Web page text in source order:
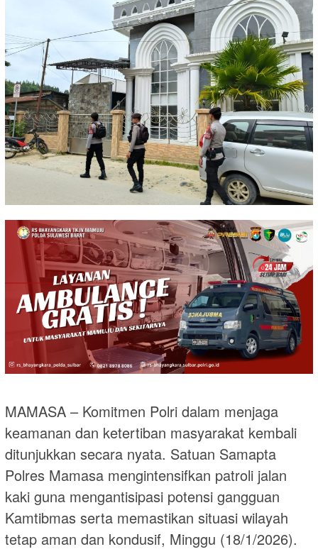
MAMASA – Komitmen Polri dalam menjaga
keamanan dan ketertiban masyarakat kembali
ditunjukkan secara nyata. Satuan Samapta
Polres Mamasa mengintensifkan patroli jalan
kaki guna mengantisipasi potensi gangguan
Kamtibmas serta memastikan situasi wilayah
tetap aman dan kondusif, Minggu (18/1/2026).